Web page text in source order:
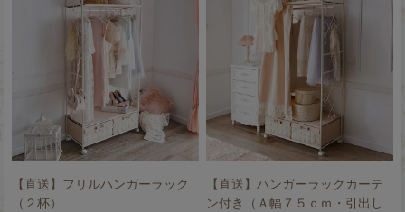
【直送】フリルハンガーラック
（２杯）
【直送】ハンガーラックカーテ
ン付き（Ａ幅７５ｃｍ・引出し